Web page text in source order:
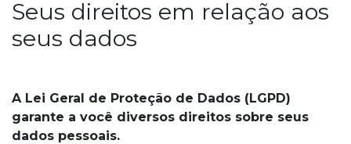
Seus direitos em relação aos
seus dados
A Lei Geral de Proteção de Dados (LGPD)
garante a você diversos direitos sobre seus
dados pessoais.